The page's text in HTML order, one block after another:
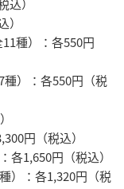
）
種）：各550円
種）：各550円（税
円（税込）
各1,650円（税込）
）：各1,320円（税